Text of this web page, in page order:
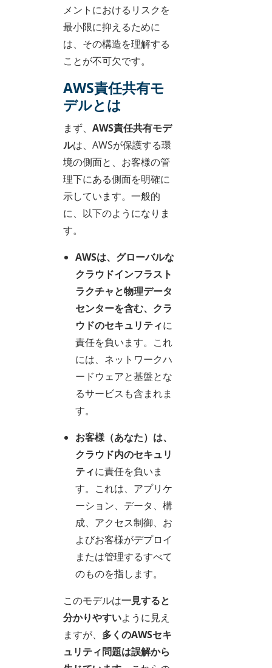
メントにおけるリスクを
最小限に抑えるために
は、その構造を理解する
ことが不可欠です。
AWS責任共有モ
デルとは
まず、 AWS責任共有モデ
ルは、AWSが保護する環
境の側面と、お客様の管
理下にある側面を明確に
示しています。一般的
に、以下のようになりま
す。
AWSは、グローバルな
クラウドインフラスト
ラクチャと物理データ
センターを含む、 クラ
ウドのセキュリティに
責任を負います。これ
には、ネットワークハ
ードウェアと基盤とな
るサービスも含まれま
す。
お客様（あなた）は、
クラウド内のセキュリ
ティに責任を負いま
す。これは、アプリケ
ーション、データ、構
成、アクセス制御、お
よびお客様がデプロイ
または管理するすべて
のものを指します。
このモデルは一見すると
分かりやすいように見え
ますが、 多くのAWSセキ
ュリティ問題は誤解から